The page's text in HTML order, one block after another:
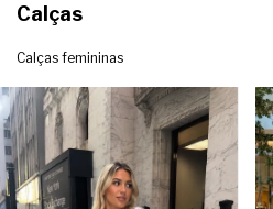
Calças
Calças femininas